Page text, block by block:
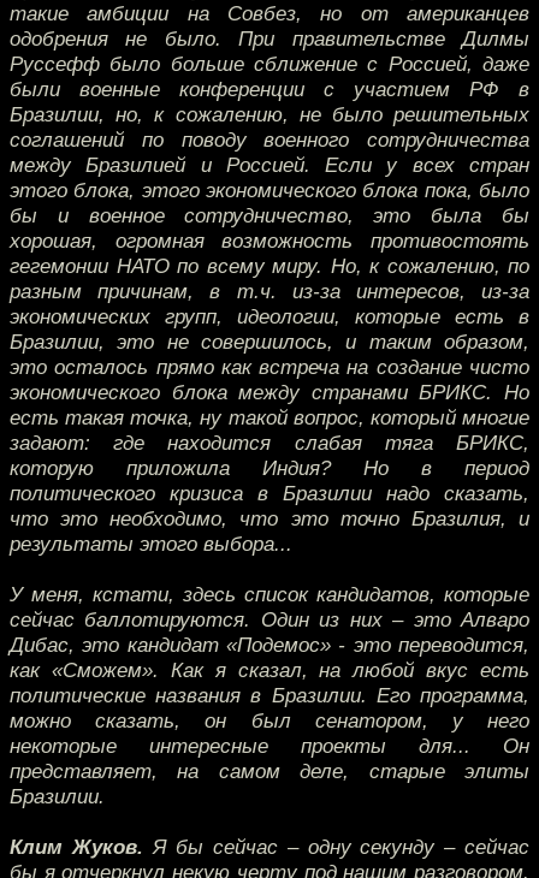
такие амбиции на Совбез, но от американцев
одобрения не было. При правительстве Дилмы
Руссефф было больше сближение с Россией, даже
были военные конференции с участием РФ в
Бразилии, но, к сожалению, не было решительных
соглашений по поводу военного сотрудничества
между Бразилией и Россией. Если у всех стран
этого блока, этого экономического блока пока, было
бы и военное сотрудничество, это была бы
хорошая, огромная возможность противостоять
гегемонии НАТО по всему миру. Но, к сожалению, по
разным причинам, в т.ч. из-за интересов, из-за
экономических групп, идеологии, которые есть в
Бразилии, это не совершилось, и таким образом,
это осталось прямо как встреча на создание чисто
экономического блока между странами БРИКС. Но
есть такая точка, ну такой вопрос, который многие
задают: где находится слабая тяга БРИКС,
которую приложила Индия? Но в период
политического кризиса в Бразилии надо сказать,
что это необходимо, что это точно Бразилия, и
результаты этого выбора...
У меня, кстати, здесь список кандидатов, которые
сейчас баллотируются. Один из них – это Алваро
Дибас, это кандидат «Подемос» - это переводится,
как «Сможем». Как я сказал, на любой вкус есть
политические названия в Бразилии. Его программа,
можно сказать, он был сенатором, у него
некоторые интересные проекты для... Он
представляет, на самом деле, старые элиты
Бразилии.
Клим Жуков. Я бы сейчас – одну секунду – сейчас
бы я отчеркнул некую черту под нашим разговором.